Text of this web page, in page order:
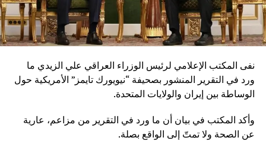
نفى المكتب الإعلامي لرئيس الوزراء العراقي علي الزيدي ما
ورد في التقرير المنشور بصحيفة “نيويورك تايمز” الأمريكية حول
الوساطة بين إيران والولايات المتحدة.
وأكد المكتب في بيان أن ما ورد في التقرير من مزاعم، عارية
عن الصحة ولا تمتّ إلى الواقع بصلة.